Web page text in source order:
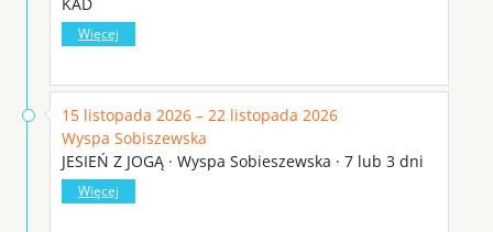
Więcej
15 listopada 2026 – 22 listopada 2026
Wyspa Sobiszewska
JESIEŃ Z JOGĄ · Wyspa Sobieszewska · 7 lub 3 dni
Więcej